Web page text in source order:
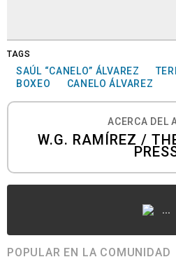
TAGS
SAÚL “CANELO” ÁLVAREZ
BOXEO
CANELO ÁLVAREZ
ACERCA DEL
W.G. RAMÍREZ /
...
POPULAR EN LA COMUNIDAD